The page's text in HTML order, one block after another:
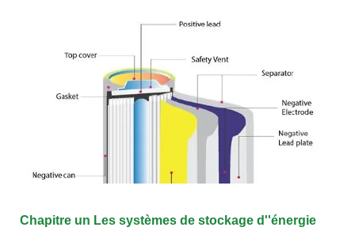
Chapitre un Les systèmes de stockage d''énergie